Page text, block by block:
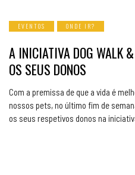
EVENTOS ONDE IR?
A INICIATIVA DOG WALK
OS SEUS DONOS
Com a premissa de que a vida é
nossos pets, no último fim de
os seus respetivos donos na